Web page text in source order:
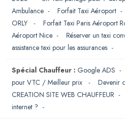
Ambulance - Forfait Taxi Aéroport -
ORLY
- Forfait Taxi Paris Aéroport
Aéroport Nice - Réserver un taxi
assistance taxi pour les assurances -
Spécial Chauffeur : Google ADS -
pour VTC / Meilleur prix
- Devenir
CREATION SITE WEB CHAUFFEUR -
internet ? -